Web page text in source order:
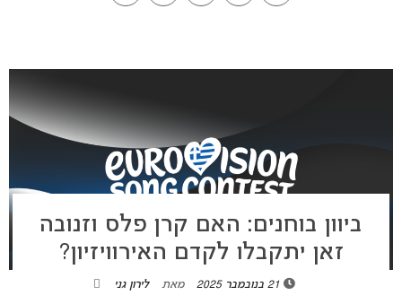
ביוון בוחנים: האם קרן פלס וזנובה
זאן יתקבלו לקדם האירוויזיון?
מאת לירון גני